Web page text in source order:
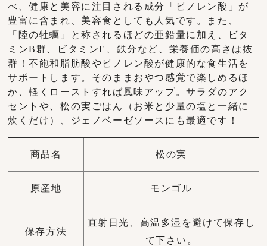
べ、健康と美容に注目される成分「ピノレン酸」が
豊富に含まれ、美容食としても人気です。また、
「陸の牡蠣」と称されるほどの亜鉛量に加え、ビタ
ミンB群、ビタミンE、鉄分など、栄養価の高さは抜
群！不飽和脂肪酸やピノレン酸が健康的な食生活を
サポートします。そのままおやつ感覚で楽しめるほ
か、軽くローストすれば風味アップ。サラダのアク
セントや、松の実ごはん（お米と少量の塩と一緒に
炊くだけ）、ジェノベーゼソースにも最適です！
商品名 松の実
原産地 モンゴル
保存方法
直射日光、高温多湿を避けて保存し
て下さい。